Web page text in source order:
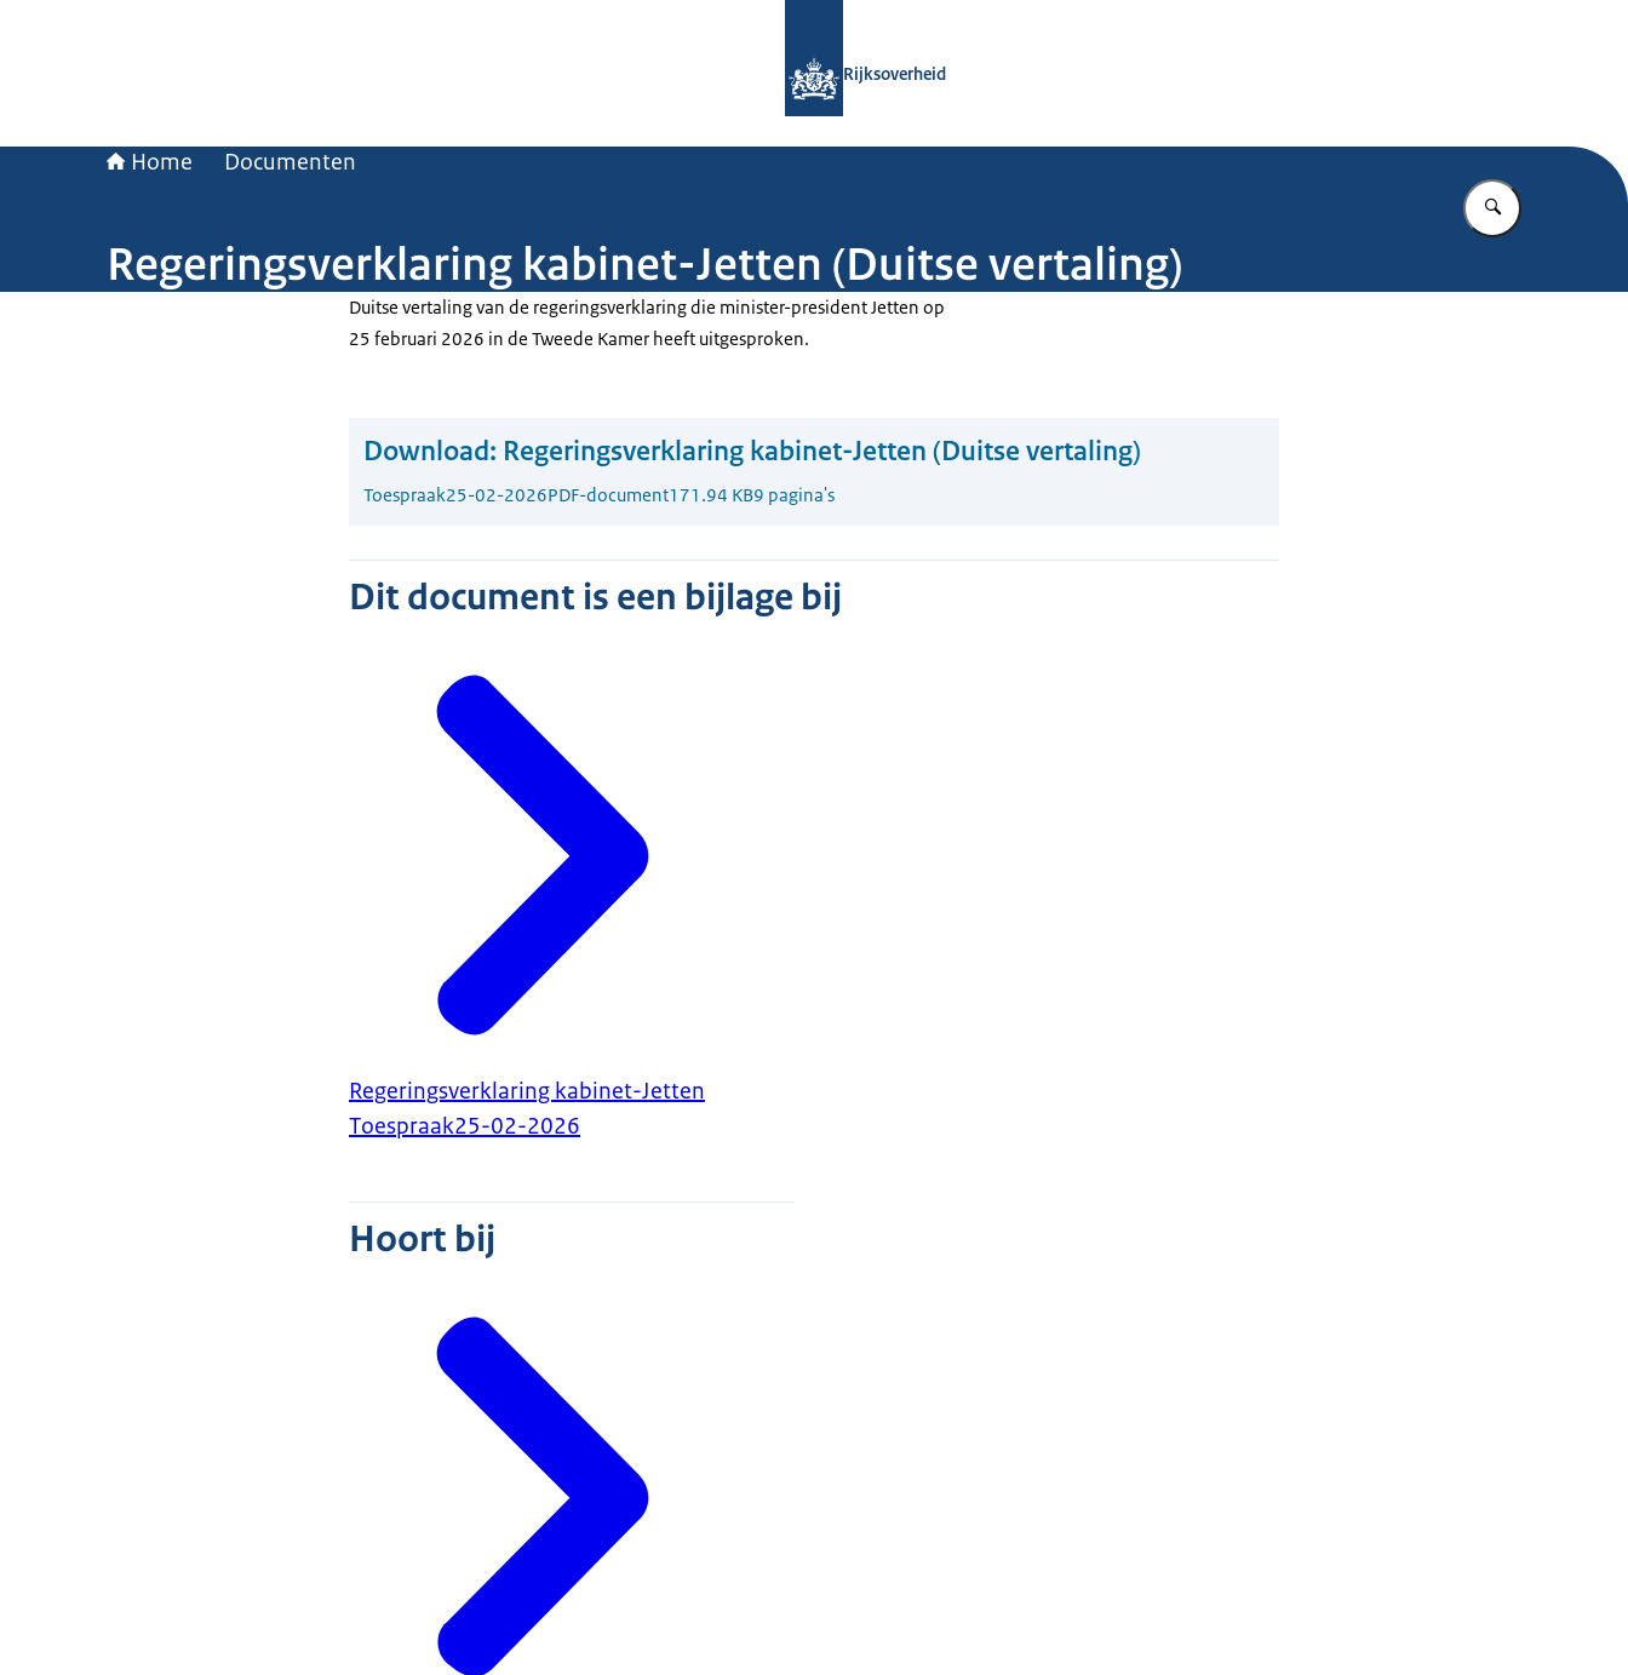
Rijksoverheid
Home Documenten
Vul in wat u
Regeringsverklaring kabinet-Jetten (Duitse vertaling)
Duitse vertaling van de regeringsverklaring die minister-president Jetten op
25 februari 2026 in de Tweede Kamer heeft uitgesproken.
Download: Regeringsverklaring kabinet-Jetten (Duitse vertaling)
Toespraak25-02-2026PDF-document171.94 KB9 pagina's
Dit document is een bijlage bij
Regeringsverklaring kabinet-Jetten
Toespraak25-02-2026
Hoort bij